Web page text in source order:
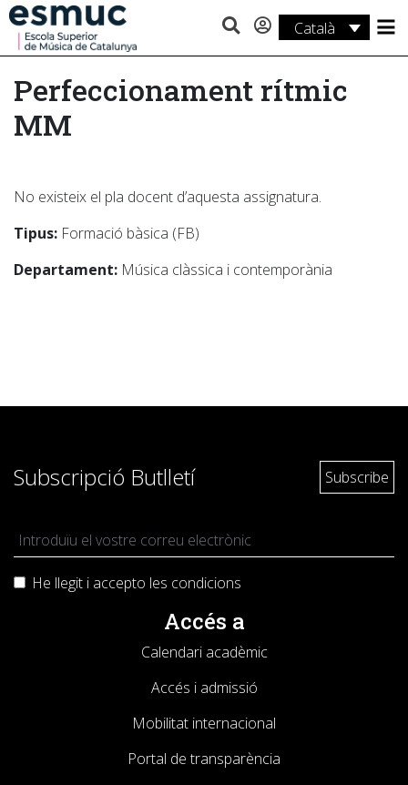
Català
Estudis
Recerca
Serveis
Perfeccionament rítmic
MM
No existeix el pla docent d’aquesta assignatura.
Tipus: Formació bàsica (FB)
Departament: Música clàssica i contemporània
Subscripció Butlletí
He llegit i accepto les condicions
Accés a
Calendari acadèmic
Accés i admissió
Mobilitat internacional
Portal de transparència